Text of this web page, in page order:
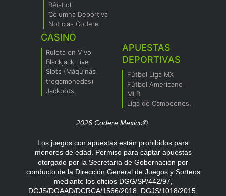
Béisbol
Columna Deportiva
Noticias Codere
CASINO
Ruleta en Vivo
Blackjack Live
Slots (Máquinas
tregamonedas)
Jackpots
APUESTAS
DEPORTIVAS
Fútbol Liga MX
Fútbol Americano
MLB
Liga de Campeones.
2026 Codere Mexico©
Los juegos con apuestas están prohibidos para
menores de edad. Permiso para captar apuestas
otorgado por la Secretaría de Gobernación por
conducto de la Dirección General de Juegos y Sorteos
mediante los oficios DGG/SP/442/97,
DGJS/DGAAD/DCRCA/1566/2018, DGJS/1018/2015,